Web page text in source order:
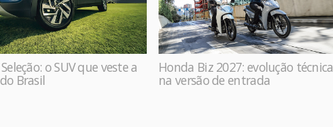
o SUV que veste a
Brasil
Honda Biz 2027: evolução técnica
na versão de entrada